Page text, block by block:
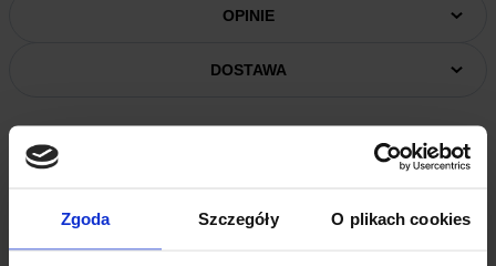
Zgoda Szczegóły O plikach cookies
OPINIE
DOSTAWA
INNI KUPILI RÓWNIEŻ